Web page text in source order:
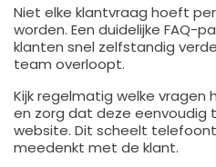
Niet elke klantvraag hoeft
worden. Een duidelijke FAQ-
klanten snel zelfstandig
team overloopt.
Kijk regelmatig welke
en zorg dat deze eenvoudig
website. Dit scheelt
meedenkt met de klant.